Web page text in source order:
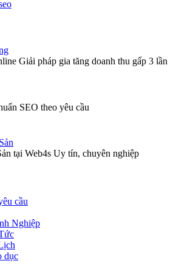
Giải pháp gia tăng doanh thu gấp 3 lần
SEO theo yêu cầu
tại Web4s Uy tín, chuyên nghiệp
cầu
Nghiệp
dục